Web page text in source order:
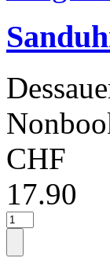
CHF
17.90